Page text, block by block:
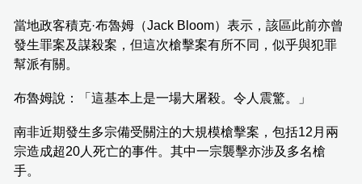
當地政客積克·布魯姆（Jack Bloom）表示，該區此前亦曾
發生罪案及謀殺案，但這次槍擊案有所不同，似乎與犯罪
幫派有關。
布魯姆說：「這基本上是一場大屠殺。令人震驚。」
南非近期發生多宗備受關注的大規模槍擊案，包括12月兩
宗造成超20人死亡的事件。其中一宗襲擊亦涉及多名槍
手。